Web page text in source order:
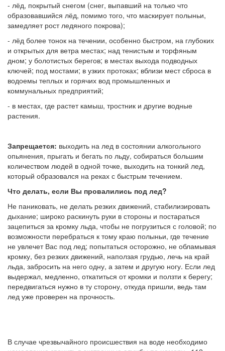
- лёд, покрытый снегом (снег, выпавший на только что
образовавшийся лёд, помимо того, что маскирует полыньи,
замедляет рост ледяного покрова);
- лёд более тонок на течении, особенно быстром, на глубоких
и открытых для ветра местах; над тенистым и торфяным
дном; у болотистых берегов; в местах выхода подводных
ключей; под мостами; в узких протоках; вблизи мест сброса в
водоемы теплых и горячих вод промышленных и
коммунальных предприятий;
- в местах, где растет камыш, тростник и другие водные
растения.
Запрещается: выходить на лед в состоянии алкогольного
опьянения, прыгать и бегать по льду, собираться большим
количеством людей в одной точке, выходить на тонкий лед,
который образовался на реках с быстрым течением.
Что делать, если Вы провалились под лед?
Не паниковать, не делать резких движений, стабилизировать
дыхание; широко раскинуть руки в стороны и постараться
зацепиться за кромку льда, чтобы не погрузиться с головой; по
возможности перебраться к тому краю полыньи, где течение
не увлечет Вас под лед; попытаться осторожно, не обламывая
кромку, без резких движений, наползая грудью, лечь на край
льда, забросить на него одну, а затем и другую ногу. Если лед
выдержал, медленно, откатиться от кромки и ползти к берегу;
передвигаться нужно в ту сторону, откуда пришли, ведь там
лед уже проверен на прочность.
В случае чрезвычайного происшествия на воде необходимо